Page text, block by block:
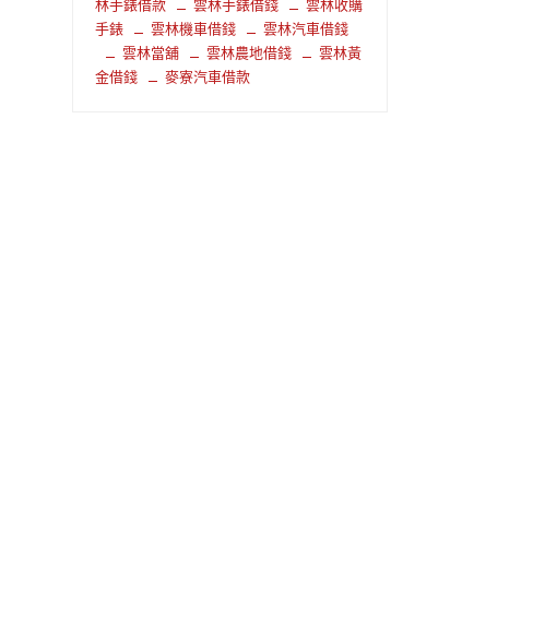
林手錶借款
雲林手錶借錢
雲林收購
手錶
雲林機車借錢
雲林汽車借錢
雲林當舖
雲林農地借錢
雲林黃
金借錢
麥寮汽車借款